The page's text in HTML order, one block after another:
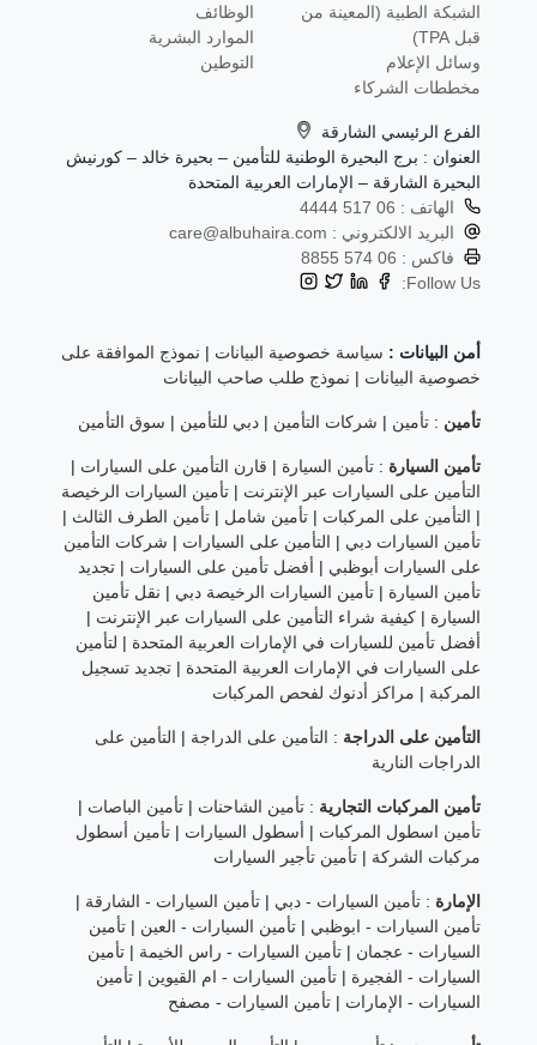
الشبكة الطبية (المعينة من
قبل TPA)
وسائل الإعلام
مخططات الشركاء
الوظائف
الموارد البشرية
التوطين
الفرع الرئيسي الشارقة
العنوان : برج البحيرة الوطنية للتأمين – بحيرة خالد – كورنيش
البحيرة الشارقة – الإمارات العربية المتحدة
الهاتف : 06 517 4444
البريد الالكتروني : care@albuhaira.com
فاكس : 06 574 8855
Follow Us:
أمن البيانات : سياسة خصوصية البيانات | نموذج الموافقة على
خصوصية البيانات | نموذج طلب صاحب البيانات
تأمين :تأمين | شركات التأمين |دبي للتأمين | سوق التأمين
تأمين السيارة :تأمين السيارة | قارن التأمين على السيارات |
التأمين على السيارات عبر الإنترنت |تأمين السيارات الرخيصة
| التأمين على المركبات |تأمين شامل |تأمين الطرف الثالث |
تأمين السيارات دبي | التأمين على السيارات | شركات التأمين
على السيارات أبوظبي | أفضل تأمين على السيارات |تجديد
تأمين السيارة |تأمين السيارات الرخيصة دبي | نقل تأمين
السيارة |كيفية شراء التأمين على السيارات عبر الإنترنت |
أفضل تأمين للسيارات في الإمارات العربية المتحدة | لتأمين
على السيارات في الإمارات العربية المتحدة |تجديد تسجيل
المركبة | مراكز أدنوك لفحص المركبات
التأمين على الدراجة : التأمين على الدراجة | التأمين على
الدراجات النارية
تأمين المركبات التجارية :تأمين الشاحنات |تأمين الباصات |
تأمين اسطول المركبات | أسطول السيارات |تأمين أسطول
مركبات الشركة |تأمين تأجير السيارات
الإمارة :تأمين السيارات - دبي |تأمين السيارات - الشارقة |
تأمين السيارات - ابوظبي |تأمين السيارات - العين |تأمين
السيارات - عجمان |تأمين السيارات - راس الخيمة |تأمين
السيارات - الفجيرة |تأمين السيارات - ام القيوين |تأمين
السيارات - الإمارات |تأمين السيارات - مصفح